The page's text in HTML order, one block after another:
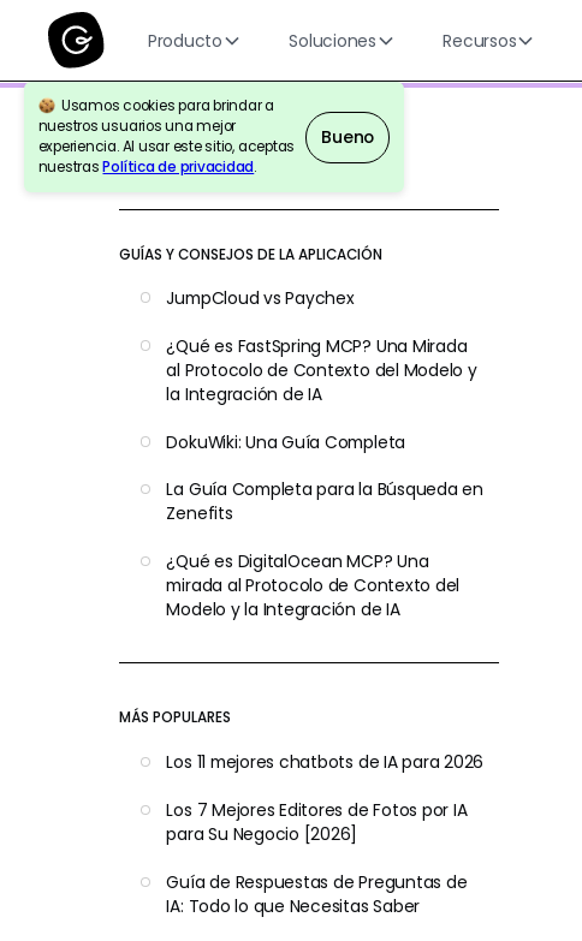
Producto Soluciones Recursos
Usamos cookies para brindar a
nuestros usuarios una mejor
experiencia. Al usar este sitio, aceptas
nuestrasPolítica de privacidad.
Bueno
Volver a la Referencia
GUÍAS Y CONSEJOS DE LA APLICACIÓN
JumpCloud vs Paychex
¿Qué es FastSpring MCP? Una Mirada
al Protocolo de Contexto del Modelo y
la Integración de IA
DokuWiki: Una Guía Completa
La Guía Completa para la Búsqueda en
Zenefits
¿Qué es DigitalOcean MCP? Una
mirada al Protocolo de Contexto del
Modelo y la Integración de IA
MÁS POPULARES
Los 11 mejores chatbots de IA para 2026
Los 7 Mejores Editores de Fotos por IA
para Su Negocio [2026]
Guía de Respuestas de Preguntas de
IA: Todo lo que Necesitas Saber